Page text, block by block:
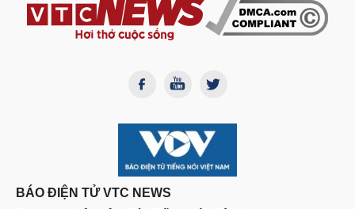
BÁO ĐIỆN TỬ VTC NEWS